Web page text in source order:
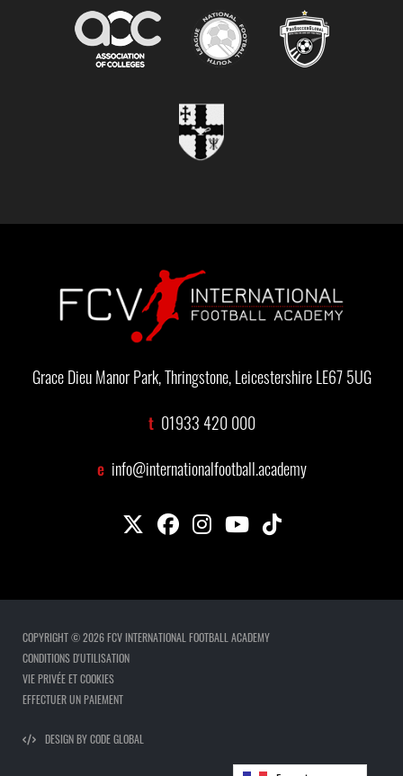
Grace Dieu Manor Park, Thringstone, Leicestershire LE67 5UG
t 01933 420 000
e info@internationalfootball.academy
COPYRIGHT © 2026 FCV INTERNATIONAL FOOTBALL ACADEMY
CONDITIONS D'UTILISATION
VIE PRIVÉE ET COOKIES
EFFECTUER UN PAIEMENT
DESIGN BY CODE GLOBAL